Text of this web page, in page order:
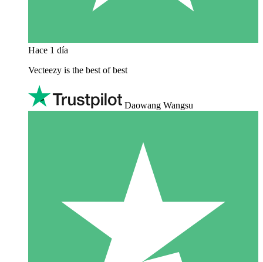
Hace 1 día
Vecteezy is the best of best
Daowang Wangsu